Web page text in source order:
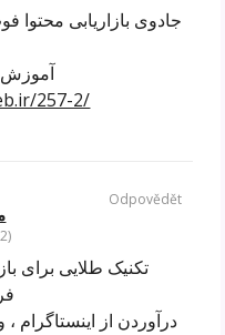
جادوی بازاریابی محتوا
آموزش
257-2/
تکنیک طلایی برای
درآوردن از اینستاگرام
Odpovědět